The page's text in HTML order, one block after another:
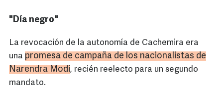
"Día negro"
La revocación de la autonomía de Cachemira era
una promesa de campaña de los nacionalistas de
Narendra Modi, recién reelecto para un segundo
mandato.